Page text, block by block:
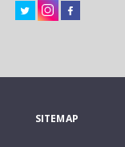
SITEMAP